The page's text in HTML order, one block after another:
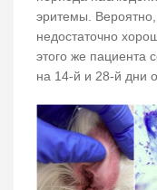
эритемы.
недостаточно
этого же пациента
на 14-й и 28-й дни